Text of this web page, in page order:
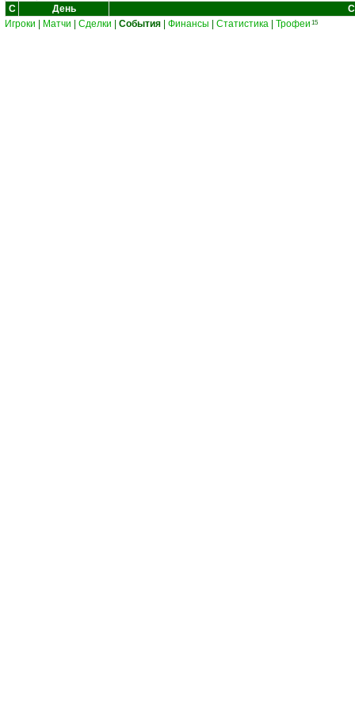
С
День
Игроки
Матчи Сделки События Финансы Статистика Трофеи 15